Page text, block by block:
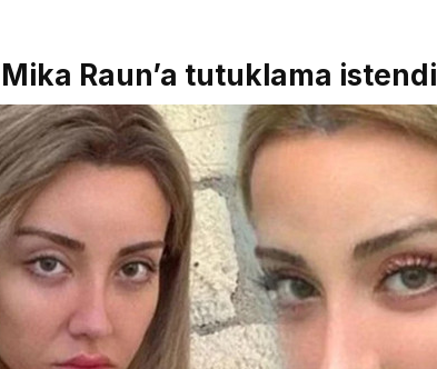
Raun’a tutuklama istendi